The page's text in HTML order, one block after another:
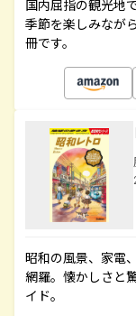
国内屈指の観光地
季節を楽しみなが
冊です。
昭和の風景、家電
網羅。懐かしさと
イド。